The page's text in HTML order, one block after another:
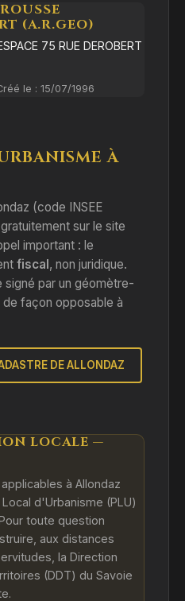
(A.R.GEO)
75 RUE DEROBERT
le : 15/07/1996
À
(code INSEE
sur le site
important : le
fiscal, non juridique.
signé par un géomètre-
façon opposable à
DE ALLONDAZ
LOCALE —
à Allondaz
d'Urbanisme (PLU)
toute question
aux distances
la Direction
(DDT) du Savoie